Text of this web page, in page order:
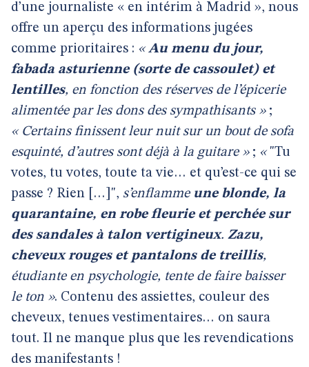
d’une journaliste « en intérim à Madrid », nous
offre un aperçu des informations jugées
comme prioritaires : «Au menu du jour,
fabada asturienne (sorte de cassoulet) et
lentilles, en fonction des réserves de l’épicerie
alimentée par les dons des sympathisants »;
« Certains finissent leur nuit sur un bout de sofa
esquinté, d’autres sont déjà à la guitare »; « "Tu
votes, tu votes, toute ta vie… et qu’est-ce qui se
passe ? Rien […]", s’enflamme une blonde, la
quarantaine, en robe fleurie et perchée sur
des sandales à talon vertigineux. Zazu,
cheveux rouges et pantalons de treillis,
étudiante en psychologie, tente de faire baisser
le ton ». Contenu des assiettes, couleur des
cheveux, tenues vestimentaires… on saura
tout. Il ne manque plus que les revendications
des manifestants !